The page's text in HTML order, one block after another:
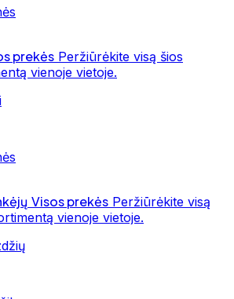
prekės Peržiūrėkite visą šios
vienoje vietoje.
Visos prekės Peržiūrėkite visą
vienoje vietoje.